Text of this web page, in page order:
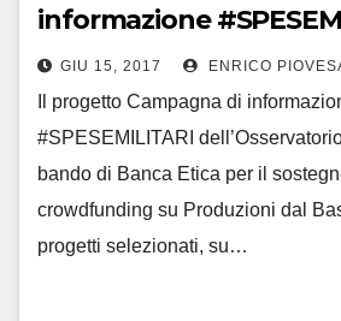
informazione
GIU 15, 2017 ENRICO
Il progetto Campagna di
#SPESEMILITARI
bando di Banca Etica per il
crowdfunding su Produzioni dal
progetti selezionati, su…